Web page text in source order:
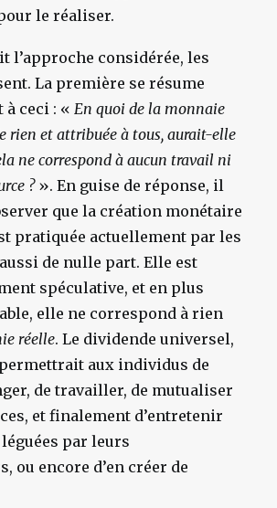
le réaliser.
l’approche considérée, les
La première se résume
à ceci : « En quoi de la monnaie
rien et attribuée à tous, aurait-elle
ne correspond à aucun travail ni
?». En guise de réponse, il
que la création monétaire
pratiquée actuellement par les
de nulle part. Elle est
spéculative, et en plus
elle ne correspond à rien
réelle. Le dividende universel,
aux individus de
de travailler, de mutualiser
et finalement d’entretenir
par leurs
ou encore d’en créer de